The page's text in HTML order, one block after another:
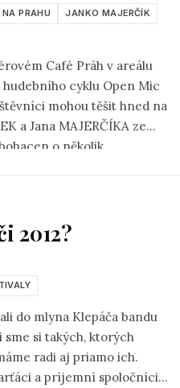
viacero folkových pesničiek,
PRAHU
JANKO MAJERČÍK
Café Práh v areálu
cyklu Open Mic
mohou těšit hned na
a Jana MAJERČÍKA ze
o několik
typu Open Micu
z organizátorů Ondřej
naprosto pohltila
výkony, Joel Bros tančící
v levé sklenici červeného
2012?
do mlyna Klepáča bandu
si takých, ktorých
radi aj priamo ich.
a príjemní spoločníci